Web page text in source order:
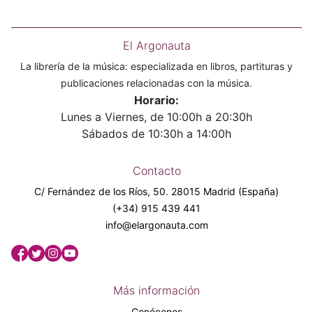
El Argonauta
La librería de la música: especializada en libros, partituras y
publicaciones relacionadas con la música.
Horario:
Lunes a Viernes, de 10:00h a 20:30h
Sábados de 10:30h a 14:00h
Contacto
C/ Fernández de los Ríos, 50. 28015 Madrid (España)
(+34) 915 439 441
info@elargonauta.com
Más información